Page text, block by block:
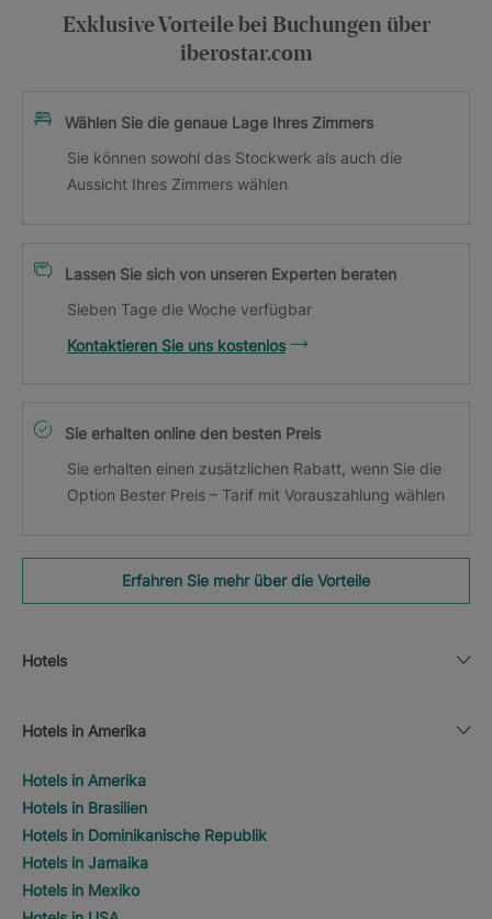
Exklusive Vorteile bei Buchungen über
iberostar.com
Wählen Sie die genaue Lage Ihres Zimmers
Sie können sowohl das Stockwerk als auch die
Aussicht Ihres Zimmers wählen
Lassen Sie sich von unseren Experten beraten
Sieben Tage die Woche verfügbar
Kontaktieren Sie uns kostenlos
Sie erhalten online den besten Preis
Sie erhalten einen zusätzlichen Rabatt, wenn Sie die
Option Bester Preis – Tarif mit Vorauszahlung wählen
Erfahren Sie mehr über die Vorteile
Hotels
Hotels in Amerika
Hotels in Amerika
Hotels in Brasilien
Hotels in Dominikanische Republik
Hotels in Jamaika
Hotels in Mexiko